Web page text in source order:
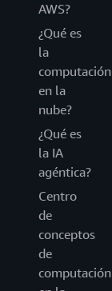
AWS?
¿Qué es
la
computación
en la
nube?
¿Qué es
la IA
agéntica?
Centro
de
conceptos
de
computación